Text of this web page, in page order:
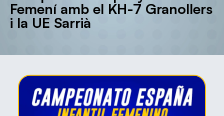
Femení amb el KH-7 Granollers
i la UE Sarrià